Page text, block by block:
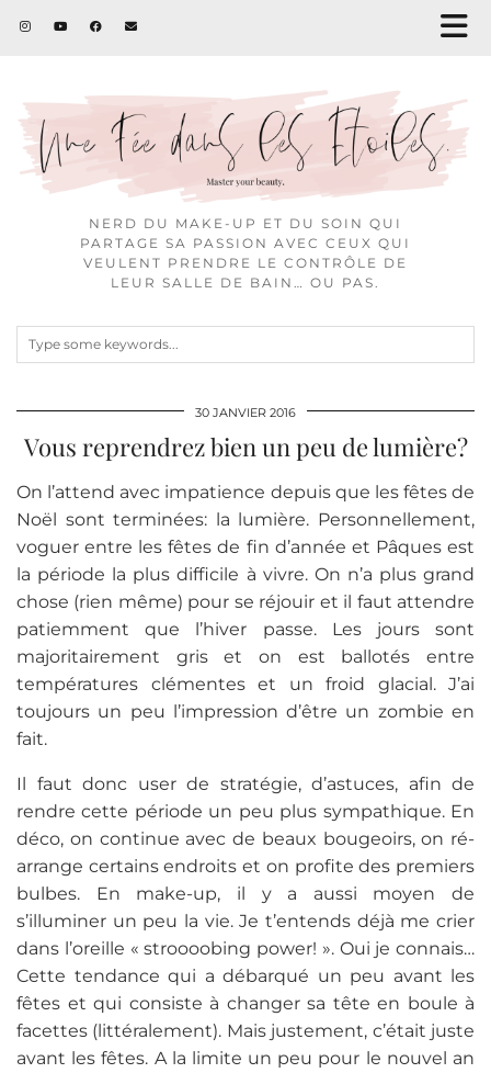
NERD DU MAKE-UP ET DU SOIN QUI
PARTAGE SA PASSION AVEC CEUX QUI
VEULENT PRENDRE LE CONTRÔLE DE
LEUR SALLE DE BAIN… OU PAS.
30 JANVIER 2016
Vous reprendrez bien un peu de lumière?
On l’attend avec impatience depuis que les fêtes de
Noël sont terminées: la lumière. Personnellement,
voguer entre les fêtes de fin d’année et Pâques est
la période la plus difficile à vivre. On n’a plus grand
chose (rien même) pour se réjouir et il faut attendre
patiemment que l’hiver passe. Les jours sont
majoritairement gris et on est ballotés entre
températures clémentes et un froid glacial. J’ai
toujours un peu l’impression d’être un zombie en
fait.
Il faut donc user de stratégie, d’astuces, afin de
rendre cette période un peu plus sympathique. En
déco, on continue avec de beaux bougeoirs, on ré-
arrange certains endroits et on profite des premiers
bulbes. En make-up, il y a aussi moyen de
s’illuminer un peu la vie. Je t’entends déjà me crier
dans l’oreille « stroooobing power! ». Oui je connais…
Cette tendance qui a débarqué un peu avant les
fêtes et qui consiste à changer sa tête en boule à
facettes (littéralement). Mais justement, c’était juste
avant les fêtes. A la limite un peu pour le nouvel an